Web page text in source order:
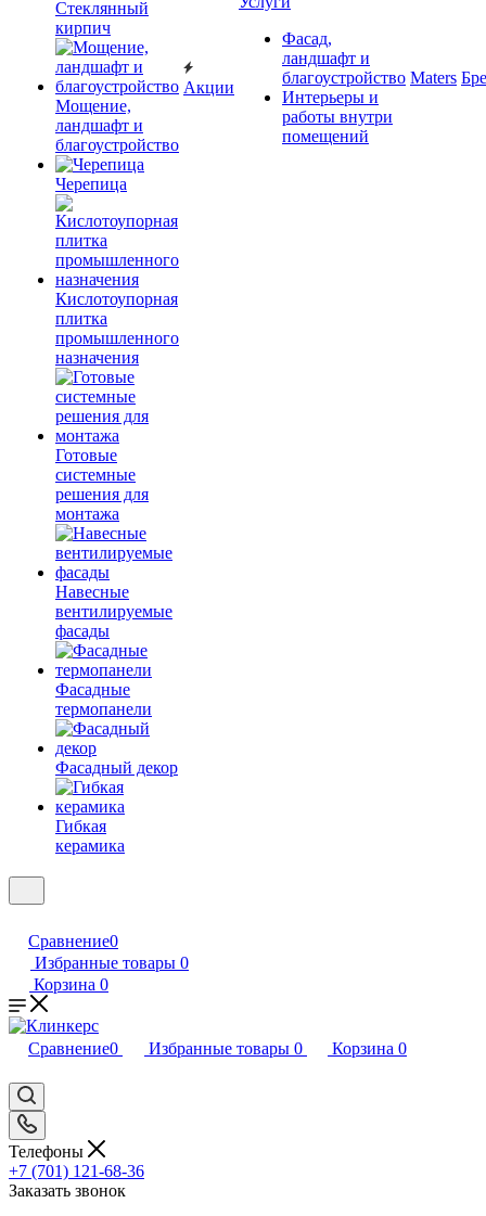
Cтеклянный
кирпич
Мощение,
ландшафт и
благоустройство
Черепица
Кислотоупорная
плитка
промышленного
назначения
Готовые
системные
решения для
монтажа
Навесные
вентилируемые
фасады
Фасадные
термопанели
Фасадный декор
Гибкая
керамика
Акции
Фасад,
ландшафт и
благоустройство
Интерьеры и
работы внутри
помещений
Maters
Сравнение0
Избранные товары 0
Корзина 0
Сравнение0 Избранные товары 0 Корзина 0
Телефоны
+7 (701) 121-68-36
Заказать звонок